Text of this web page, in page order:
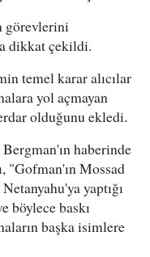
görevlerini
dikkat çekildi.
temel karar alıcılar
yol açmayan
olduğunu ekledi.
haberinde
"Gofman'ın Mossad
yaptığı
böylece baskı
başka isimlere